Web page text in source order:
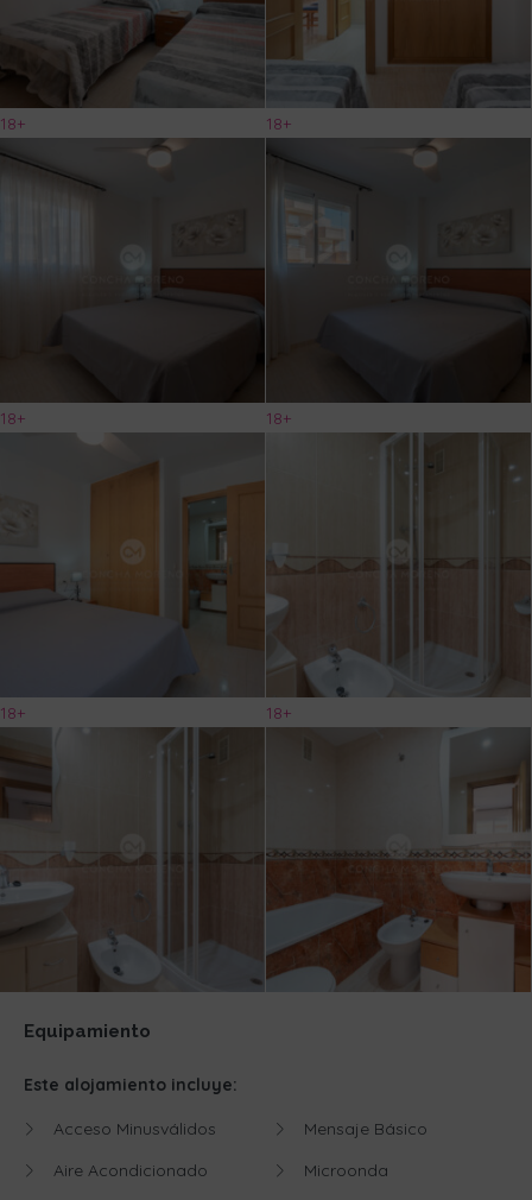
18+ 18+
18+ 18+
18+ 18+
Equipamiento
Este alojamiento incluye:
Acceso Minusválidos
Aire Acondicionado
Mensaje Básico
Microonda